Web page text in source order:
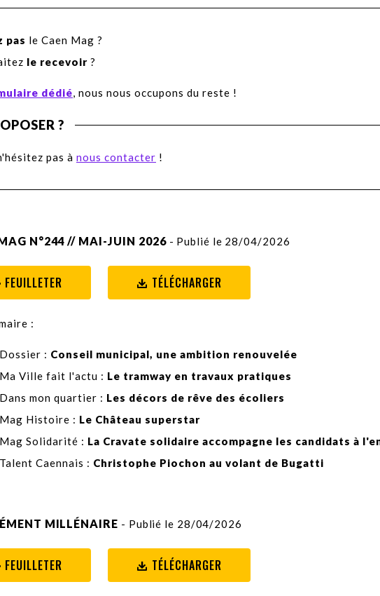
pas le Caen Mag ?
le recevoir ?
dédié, nous nous occupons du reste !
?
pas à nous contacter !
N°244 // MAI-JUIN 2026- Publié le 28/04/2026
FEUILLETER TÉLÉCHARGER
:
Dossier : Conseil municipal, une ambition renouvelée
Ma Ville fait l'actu : Le tramway en travaux pratiques
Dans mon quartier : Les décors de rêve des écoliers
Mag Histoire : Le Château superstar
Mag Solidarité : La Cravate solidaire accompagne les candidats à
Talent Caennais : Christophe Piochon au volant de Bugatti
MILLÉNAIRE - Publié le 28/04/2026
FEUILLETER TÉLÉCHARGER